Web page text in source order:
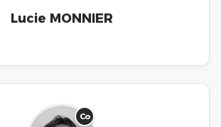
Lucie MONNIER
Co